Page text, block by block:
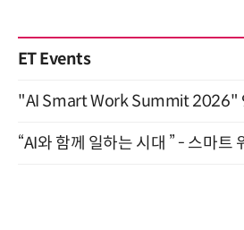
ET Events
"AI Smart Work Summit 2026"